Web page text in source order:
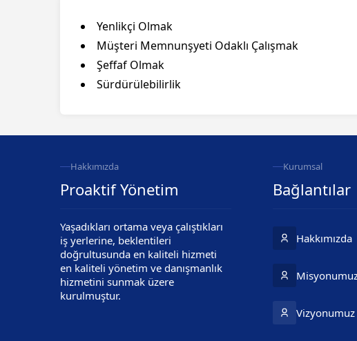
Yenlikçi Olmak
Müşteri Memnunşyeti Odaklı Çalışmak
Şeffaf Olmak
Sürdürülebilirlik
Hakkımızda
Proaktif Yönetim
Yaşadıkları ortama veya çalıştıkları
iş yerlerine, beklentileri
doğrultusunda en kaliteli hizmeti
en kaliteli yönetim ve danışmanlık
hizmetini sunmak üzere
kurulmuştur.
Kurumsal
Bağlantılar
Hakkımızda
Vizyonumuz